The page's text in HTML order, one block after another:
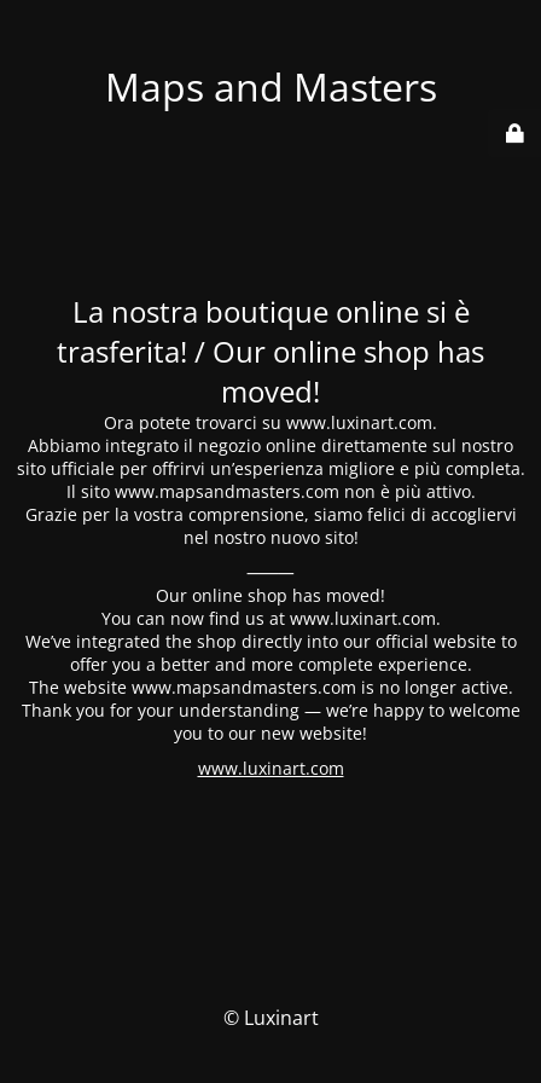
Maps and Masters
La nostra boutique online si è
trasferita! / Our online shop has
moved!
Ora potete trovarci su www.luxinart.com.
Abbiamo integrato il negozio online direttamente sul nostro
sito ufficiale per offrirvi un’esperienza migliore e più completa.
Il sito www.mapsandmasters.com non è più attivo.
Grazie per la vostra comprensione, siamo felici di accogliervi
nel nostro nuovo sito!
⸻
Our online shop has moved!
You can now find us at www.luxinart.com.
We’ve integrated the shop directly into our official website to
offer you a better and more complete experience.
The website www.mapsandmasters.com is no longer active.
Thank you for your understanding — we’re happy to welcome
you to our new website!
www.luxinart.com
© Luxinart